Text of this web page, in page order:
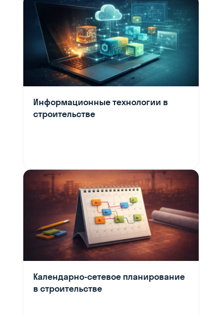
Информационные технологии в
строительстве
Календарно-сетевое планирование
в строительстве